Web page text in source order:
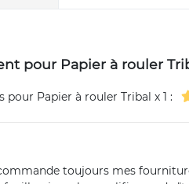
pour Papier à rouler
pour Papier à rouler Tribal x 1 :
toujours mes